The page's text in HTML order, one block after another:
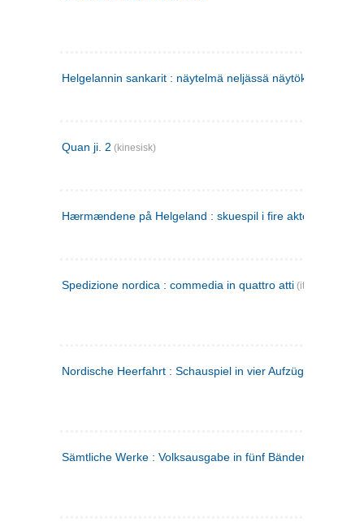
Helgelannin sankarit : näytelmä neljässä näytöksessä
Quan ji. 2 (kinesisk)
Hærmændene på Helgeland : skuespil i fire akter
Spedizione nordica : commedia in quattro atti (italiensk)
Nordische Heerfahrt : Schauspiel in vier Aufzügen
Sämtliche Werke : Volksausgabe in fünf Bänden